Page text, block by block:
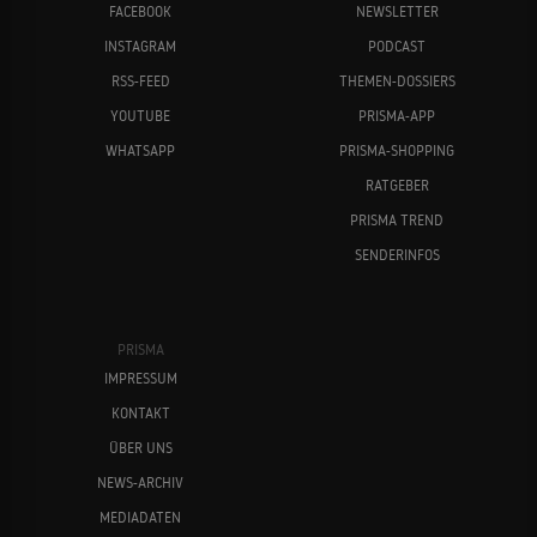
FACEBOOK
INSTAGRAM
RSS-FEED
YOUTUBE
WHATSAPP
NEWSLETTER
PODCAST
THEMEN-DOSSIERS
PRISMA-APP
PRISMA-SHOPPING
RATGEBER
PRISMA TREND
SENDERINFOS
PRISMA
IMPRESSUM
KONTAKT
ÜBER UNS
NEWS-ARCHIV
MEDIADATEN